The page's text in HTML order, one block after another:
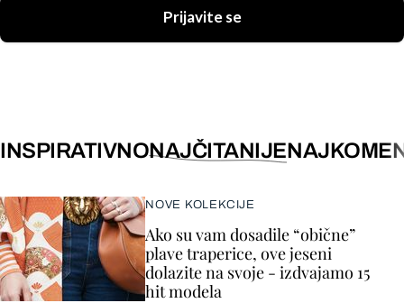
Prijavite se
INSPIRATIVNONAJČITANIJE
NOVE KOLEKCIJE
Ako su vam dosadile “obične”
plave traperice, ove jeseni
dolazite na svoje - izdvajamo 15
hit modela